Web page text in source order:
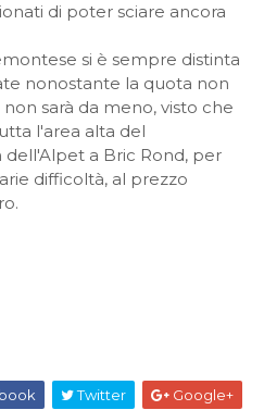
di poter sciare ancora
si è sempre distinta
nonostante la quota non
sarà da meno, visto che
l'area alta del
a Bric Rond, per
difficoltà, al prezzo
Twitter Google+